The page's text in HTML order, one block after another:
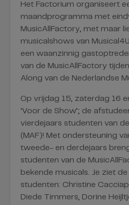
Het Factorium organiseert
maandprogramma met
MusicAllFactory, met maar
musicalshows van
een waanzinnig
van de MusicAllFactory
Along van de Nederlandse
Op vrijdag 15, zaterdag 16
‘Voor de Show’; de
vierdejaars studenten van
(MAF)! Met ondersteuning
tweede- en derdejaars
studenten van de
bekende musicals. Je ziet
studenten: Christine
Diede Timmers, Dorine